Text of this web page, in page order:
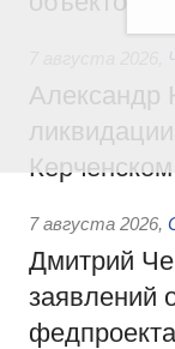
Александр
7 августа 2026,
Дмитрий
заявлений